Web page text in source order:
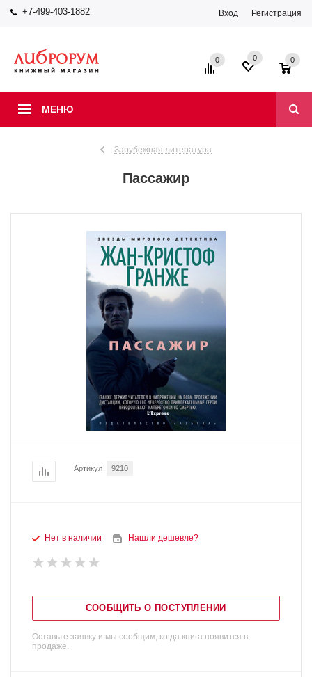
+7-499-403-1882 Вход Регистрация
МЕНЮ
0 0 0
Зарубежная литература
Пассажир
Артикул 9210
Нет в наличии Нашли дешевле?
СООБЩИТЬ О ПОСТУПЛЕНИИ
Оставьте заявку и мы сообщим, когда книга появится в
продаже.